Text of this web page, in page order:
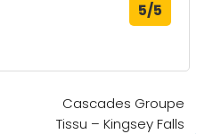
5/5
Cascades Groupe
Tissu – Kingsey Falls